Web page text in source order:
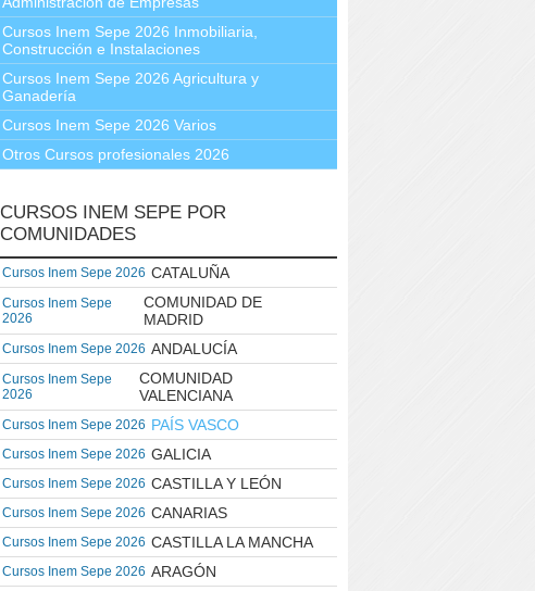
Cursos Inem Sepe 2026 Inmobiliaria,
Construcción e Instalaciones
Cursos Inem Sepe 2026 Agricultura y
Ganadería
Cursos Inem Sepe 2026 Varios
Otros Cursos profesionales 2026
CURSOS INEM SEPE POR
COMUNIDADES
Cursos Inem Sepe 2026 CATALUÑA
Cursos Inem Sepe
2026
COMUNIDAD DE
MADRID
Cursos Inem Sepe 2026 ANDALUCÍA
Cursos Inem Sepe
2026
COMUNIDAD
VALENCIANA
Cursos Inem Sepe 2026 PAÍS VASCO
Cursos Inem Sepe 2026 GALICIA
Cursos Inem Sepe 2026 CASTILLA Y LEÓN
Cursos Inem Sepe 2026 CANARIAS
Cursos Inem Sepe 2026 CASTILLA LA MANCHA
Cursos Inem Sepe 2026 ARAGÓN